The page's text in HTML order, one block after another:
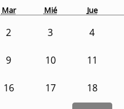
Mar Mié Jue
2 3 4
9 10 11
16 17 18